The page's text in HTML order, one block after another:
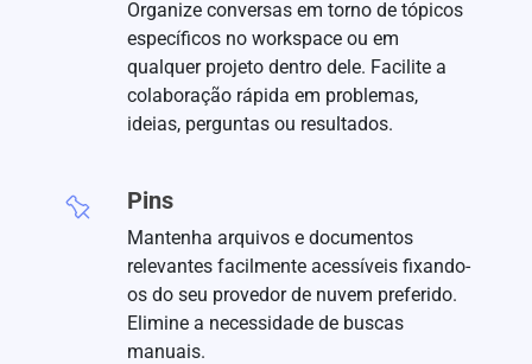
Organize conversas em torno de tópicos
específicos no workspace ou em
qualquer projeto dentro dele. Facilite a
colaboração rápida em problemas,
ideias, perguntas ou resultados.
Pins
Mantenha arquivos e documentos
relevantes facilmente acessíveis fixando-
os do seu provedor de nuvem preferido.
Elimine a necessidade de buscas
manuais.